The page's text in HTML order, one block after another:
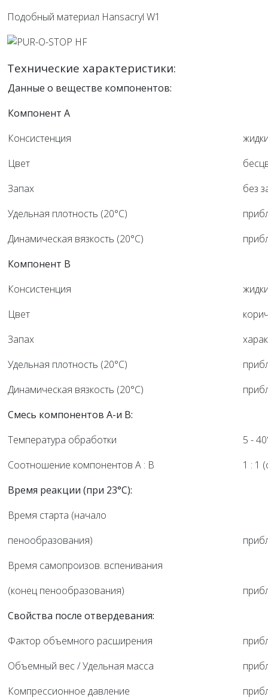
Подобный материал Hansacryl W1
Технические характеристики:
Данные о веществе компонентов:
Компонент A
Консистенция
Цвет
Запах
без
Удельная плотность (20°C)
Динамическая вязкость (20°C)
Компонент B
Консистенция
Цвет
Запах
Удельная плотность (20°C)
Динамическая вязкость (20°C)
Смесь компонентов A-и B:
Температура обработки
5 -
Соотношение компонентов A : B
1 : 1
Время реакции (при 23°C):
Время старта (начало
пенообразования)
Время самопроизов. вспенивания
(конец пенообразования)
Свойства после отвердевания:
Фактор объемного расширения
Объемный вес / Удельная масса
Компрессионное давление